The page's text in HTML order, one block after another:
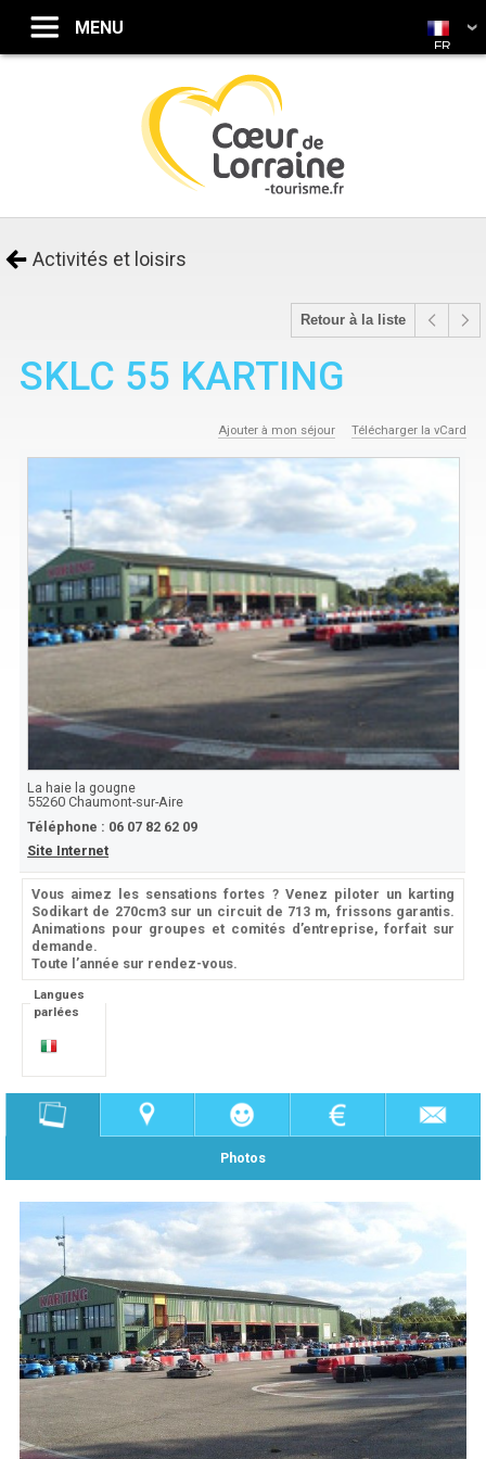
Activités et loisirs
Retour à la liste
SKLC 55 KARTING
Ajouter à mon séjour Télécharger la vCard
La haie la gougne
55260Chaumont-sur-Aire
Téléphone : 06 07 82 62 09
Site Internet
Vous aimez les sensations fortes ? Venez piloter un karting
Sodikart de 270cm3 sur un circuit de 713 m, frissons garantis.
Animations pour groupes et comités d’entreprise, forfait sur
demande.
Toute l’année sur rendez-vous.
Langues
parlées
Photos
FR